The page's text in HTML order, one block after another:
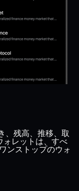
、残高、推移、取
ォレットは、すべ
ンストップのウォ